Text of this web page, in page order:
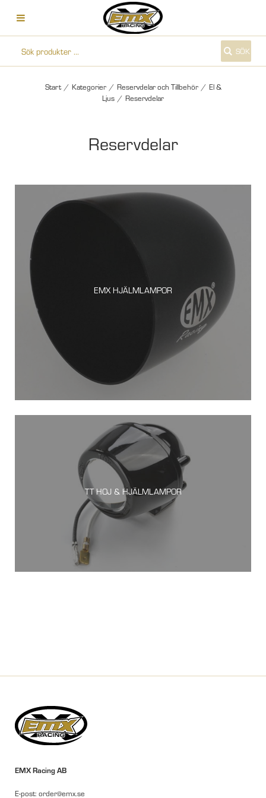
SÖK
Start / Kategorier / Reservdelar och Tillbehör / El &
Ljus / Reservdelar
Reservdelar
EMX HJÄLMLAMPOR
TT HOJ & HJÄLMLAMPOR
EMX Racing AB
E-post: order@emx.se